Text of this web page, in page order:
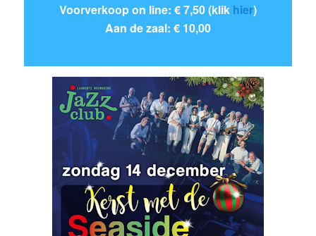
Voorverkoop on line: € 7,50 (klik hier)
Aan de zaal: € 10,00